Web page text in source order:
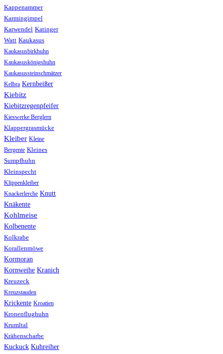
Kappenammer
Karmingimpel
Karwendel Katinger
Watt Kaukasus
Kaukasusbirkhuhn
Kaukasuskönigshuhn
Kaukasussteinschmätzer
Kelbra Kernbeißer
Kiebitz
Kiebitzregenpfeifer
Kieswerke Berglern
Klappergrasmücke
Kleiber Kleine
Bergente Kleines
Sumpfhuhn
Kleinspecht
Klippenkleiber
Knackerlerche Knutt
Knäkente
Kohlmeise
Kolbenente
Kolkrabe
Korallenmöwe
Kormoran
Kornweihe Kranich
Kreuzeck
Kreuzstauden
Krickente Kroatien
Kronenflughuhn
Krumltal
Krähenscharbe
Kuckuck Kuhreiher